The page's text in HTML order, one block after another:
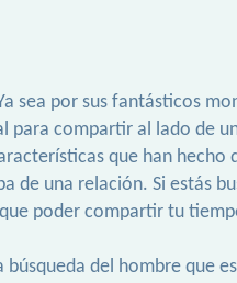
sea por sus fantásticos
para compartir al lado de
que han hecho
de una relación. Si estás
poder compartir tu
del hombre que